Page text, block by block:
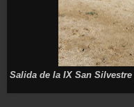
Salida de la IX San